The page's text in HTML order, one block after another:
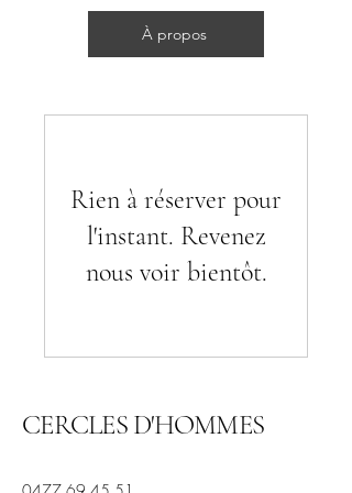
Cercles d'hommesÀ propos
Rien à réserver pour
l'instant. Revenez
nous voir bientôt.
CERCLES D'HOMMES